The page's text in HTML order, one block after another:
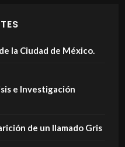
la Ciudad de México.
e Investigación
de un llamado Gris